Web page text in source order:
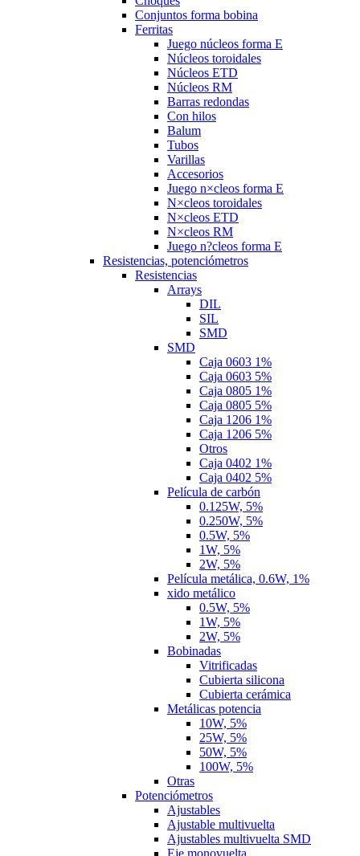
Conjuntos forma bobina
Ferritas
Juego núcleos forma E
Núcleos toroidales
Núcleos ETD
Núcleos RM
Barras redondas
Con hilos
Balum
Tubos
Varillas
Accesorios
Juego n×cleos forma E
N×cleos toroidales
N×cleos ETD
N×cleos RM
Juego n?cleos forma E
Resistencias, potenciómetros
Resistencias
Arrays
DIL
SIL
SMD
SMD
Caja 0603 1%
Caja 0603 5%
Caja 0805 1%
Caja 0805 5%
Caja 1206 1%
Caja 1206 5%
Otros
Caja 0402 1%
Caja 0402 5%
Película de carbón
0.125W, 5%
0.250W, 5%
0.5W, 5%
1W, 5%
2W, 5%
Película metálica, 0.6W, 1%
xido metálico
0.5W, 5%
1W, 5%
2W, 5%
Bobinadas
Vitrificadas
Cubierta silicona
Cubierta cerámica
Metálicas potencia
10W, 5%
25W, 5%
50W, 5%
100W, 5%
Otras
Potenciómetros
Ajustables
Ajustable multivuelta
Ajustables multivuelta SMD
Eje monovuelta